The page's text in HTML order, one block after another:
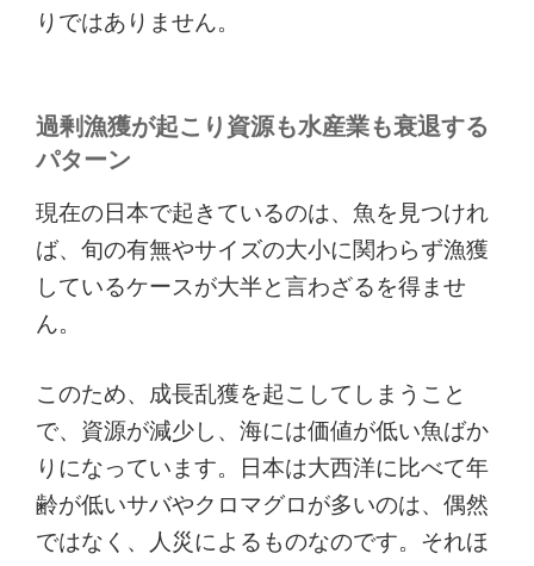
りではありません。
過剰漁獲が起こり資源も水産業も衰退する
パターン
現在の日本で起きているのは、魚を見つけれ
ば、旬の有無やサイズの大小に関わらず漁獲
しているケースが大半と言わざるを得ませ
ん。
このため、成長乱獲を起こしてしまうこと
で、資源が減少し、海には価値が低い魚ばか
りになっています。日本は大西洋に比べて年
齢が低いサバやクロマグロが多いのは、偶然
ではなく、人災によるものなのです。それほ